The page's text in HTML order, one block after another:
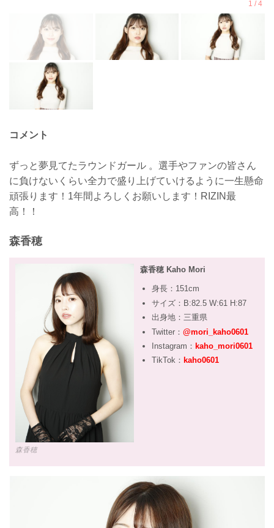
コメント
ずっと夢見てたラウンドガール 。選手やファンの皆さん
に負けないくらい全力で盛り上げていけるように一生懸命
頑張ります！1年間よろしくお願いします！RIZIN最
高！！
森香穂
森香穂
森香穂 Kaho Mori
身長：151cm
サイズ：B:82.5 W:61 H:87
出身地：三重県
Twitter： @mori_kaho0601
Instagram： kaho_mori0601
TikTok： kaho0601